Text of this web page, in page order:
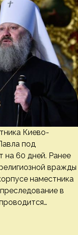
Киево-
под
на 60 дней. Ранее
вражды
наместника
в